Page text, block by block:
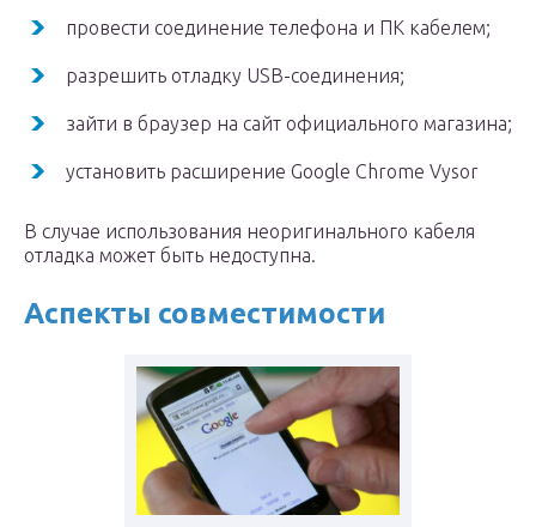
провести соединение телефона и ПК кабелем;
разрешить отладку USB-соединения;
зайти в браузер на сайт официального магазина;
установить расширение Google Chrome Vysor
В случае использования неоригинального кабеля
отладка может быть недоступна.
Аспекты совместимости